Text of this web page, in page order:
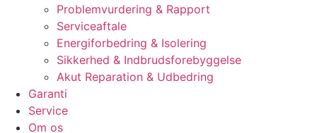
Problemvurdering & Rapport
Serviceaftale
Energiforbedring & Isolering
Sikkerhed & Indbrudsforebyggelse
Akut Reparation & Udbedring
Garanti
Service
Om os